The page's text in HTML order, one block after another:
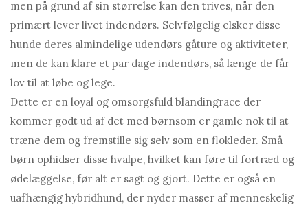
men på grund af sin størrelse kan den trives, når den
primært lever livet indendørs. Selvfølgelig elsker disse
hunde deres almindelige udendørs gåture og aktiviteter,
men de kan klare et par dage indendørs, så længe de får
lov til at løbe og lege.
Dette er en loyal og omsorgsfuld blandingrace der
kommer godt ud af det med børnsom er gamle nok til at
træne dem og fremstille sig selv som en flokleder. Små
børn ophidser disse hvalpe, hvilket kan føre til fortræd og
ødelæggelse, før alt er sagt og gjort. Dette er også en
uafhængig hybridhund, der nyder masser af menneskelig